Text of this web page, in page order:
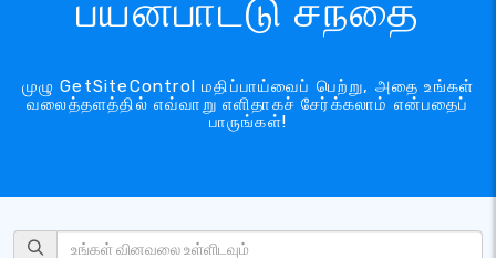
பயன்பாட்டு சந்தை
முழு GetSiteControl மதிப்பாய்வைப் பெற்று, அதை உங்கள்
வலைத்தளத்தில் எவ்வாறு எளிதாகச் சேர்க்கலாம் என்பதைப்
பாருங்கள்!